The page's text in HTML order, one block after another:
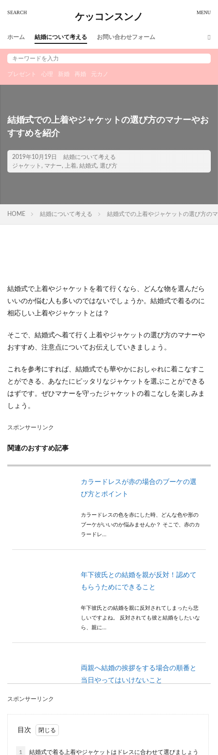
ケッコンスンノ
ホーム 結婚について考える お問い合わせフォーム
プレゼント 心理 新婚 再婚 元カノ
結婚式での上着やジャケットの選び方のマナーやお
すすめを紹介
2019年10月19日
結婚について考える
ジャケット , マナー, 上着, 結婚式, 選び方
HOME 結婚について考える 結婚式での上着やジャケットの選び方の
結婚式で上着やジャケットを着て行くなら、どんな物を選んだら
いいのか悩む人も多いのではないでしょうか。結婚式で着るのに
相応しい上着やジャケットとは？
そこで、結婚式へ着て行く上着やジャケットの選び方のマナーや
おすすめ、注意点についてお伝えしていきましょう。
これを参考にすれば、結婚式でも華やかにおしゃれに着こなすこ
とができる、あなたにピッタリなジャケットを選ぶことができる
はずです。ぜひマナーを守ったジャケットの着こなしを楽しみま
しょう。
スポンサーリンク
関連のおすすめ記事
カラードレスが赤の場合のブーケの選
び方とポイント
カラードレスの色を赤にした時、どんな色や形の
ブーケがいいのか悩みませんか？ そこで、赤のカ
ラードレ...
年下彼氏との結婚を親が反対！認めて
もらうためにできること
年下彼氏との結婚を親に反対されてしまったら悲
しいですよね。 反対されても彼と結婚をしたいな
ら、親に...
両親へ結婚の挨拶をする場合の順番と
当日やってはいけないこと
スポンサーリンク
目次
1 結婚式で着る上着やジャケットはドレスに合わせて選びましょう